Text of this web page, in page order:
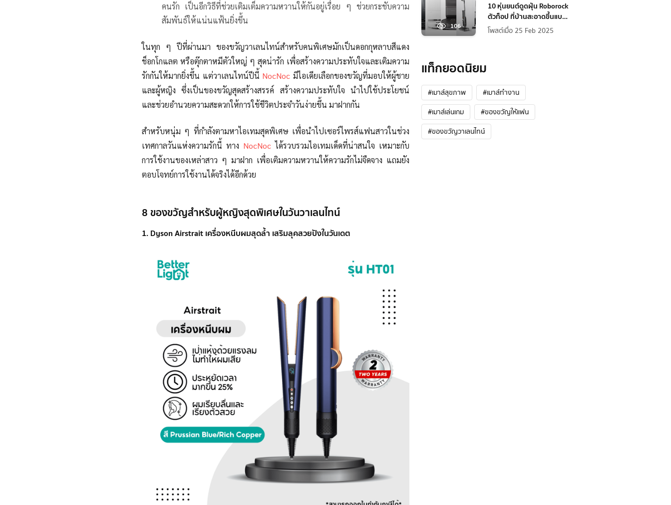
คนรัก เป็นอีกวิธีที่ช่วยเติมเต็มความหวานให้กันอยู่เรื่อย ๆ ช่วยกระชับความ
สัมพันธ์ให้แน่นแฟ้นยิ่งขึ้น
ในทุก ๆ ปีที่ผ่านมา ของขวัญวาเลนไทน์สำหรับคนพิเศษมักเป็นดอกกุหลาบสีแดง
ช็อกโกแลต หรือตุ๊กตาหมีตัวใหญ่ ๆ สุดน่ารัก เพื่อสร้างความประทับใจและเติมความ
รักกันให้มากยิ่งขึ้น แต่วาเลนไทน์ปีนี้ NocNoc มีไอเดียเลือกของขวัญที่มอบให้ผู้ชาย
และผู้หญิง ซึ่งเป็นของขวัญสุดสร้างสรรค์ สร้างความประทับใจ นำไปใช้ประโยชน์
และช่วยอำนวยความสะดวกให้การใช้ชีวิตประจำวันง่ายขึ้น มาฝากกัน
สำหรับหนุ่ม ๆ ที่กำลังตามหาไอเทมสุดพิเศษ เพื่อนำไปเซอร์ไพรส์แฟนสาวในช่วง
เทศกาลวันแห่งความรักนี้ ทาง NocNocได้รวบรวมไอเทมเด็ดที่น่าสนใจ เหมาะกับ
การใช้งานของเหล่าสาว ๆ มาฝาก เพื่อเติมความหวานให้ความรักไม่จืดจาง แถมยัง
ตอบโจทย์การใช้งานได้จริงได้อีกด้วย
8 ของขวัญสำหรับผู้หญิงสุดพิเศษในวันวาเลนไทน์
1. Dyson Airstrait เครื่องหนีบผมสุดล้ำ เสริมลุคสวยปังในวันเดต
106
10 หุ่นยนต์ดูดฝุ่น Roborock
ตัวท็อป ที่บ้านสะอาดขึ้นแบบ
ไม่ต้องเหนื่อย
โพสต์เมื่อ 25 Feb 2025
แท็กยอดนิยม
#เมาส์สุขภาพ
#เมาส์ทำงาน
#เมาส์เล่นเกม
#ของขวัญให้แฟน
#ของขวัญวาเลนไทน์